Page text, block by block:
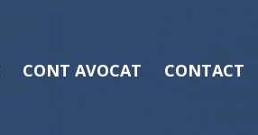
CONT AVOCAT CONTACT